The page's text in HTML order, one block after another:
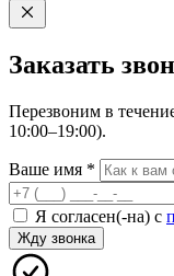
Заказать
Перезвоним в
10:00–19:00).
Ваше имя *
Я согласен(-на) с
Жду звонка